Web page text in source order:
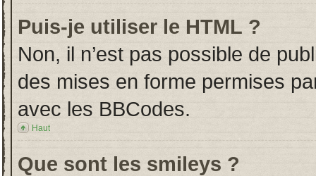
Puis-je utiliser le HTML ?
Non, il n’est pas possible de
des mises en forme permises
avec les BBCodes.
Haut
Que sont les smileys ?